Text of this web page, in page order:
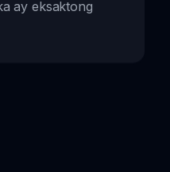
ay eksaktong